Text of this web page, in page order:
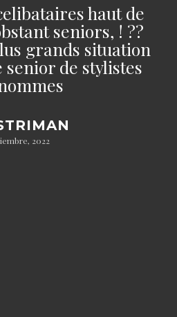
haut de
seniors, ! ??
grands situation
senior de stylistes
2022